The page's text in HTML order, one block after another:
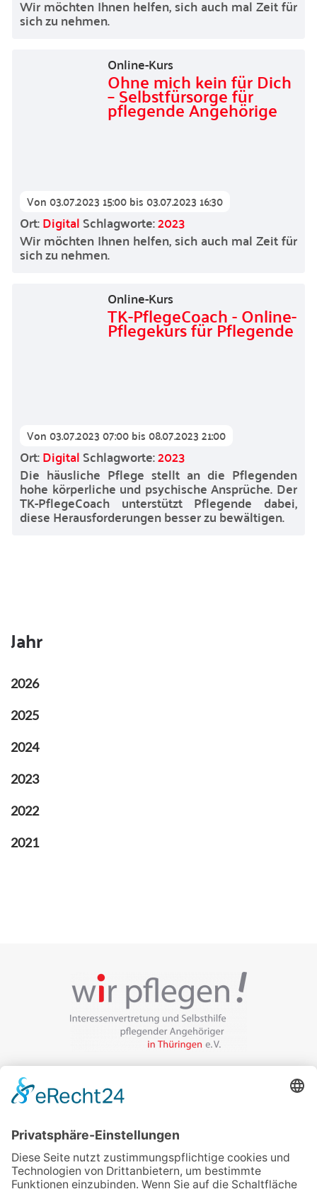
Wir möchten Ihnen helfen, sich auch mal Zeit für
sich zu nehmen.
Online-Kurs
Ohne mich kein für Dich
– Selbstfürsorge für
pflegende Angehörige
Von03.07.2023 15:00bis03.07.2023 16:30
Ort:DigitalSchlagworte:2023
Wir möchten Ihnen helfen, sich auch mal Zeit für
sich zu nehmen.
Online-Kurs
TK-PflegeCoach - Online-
Pflegekurs für Pflegende
Von03.07.2023 07:00bis08.07.2023 21:00
Ort:DigitalSchlagworte:2023
Die häusliche Pflege stellt an die Pflegenden
hohe körperliche und psychische Ansprüche. Der
TK-PflegeCoach unterstützt Pflegende dabei,
diese Herausforderungen besser zu bewältigen.
Jahr
2026
2025
2024
2023
2022
2021
Veranstalter:
wir pflegen in Thüringen e.V.
99085 Erfurt
Email schreiben